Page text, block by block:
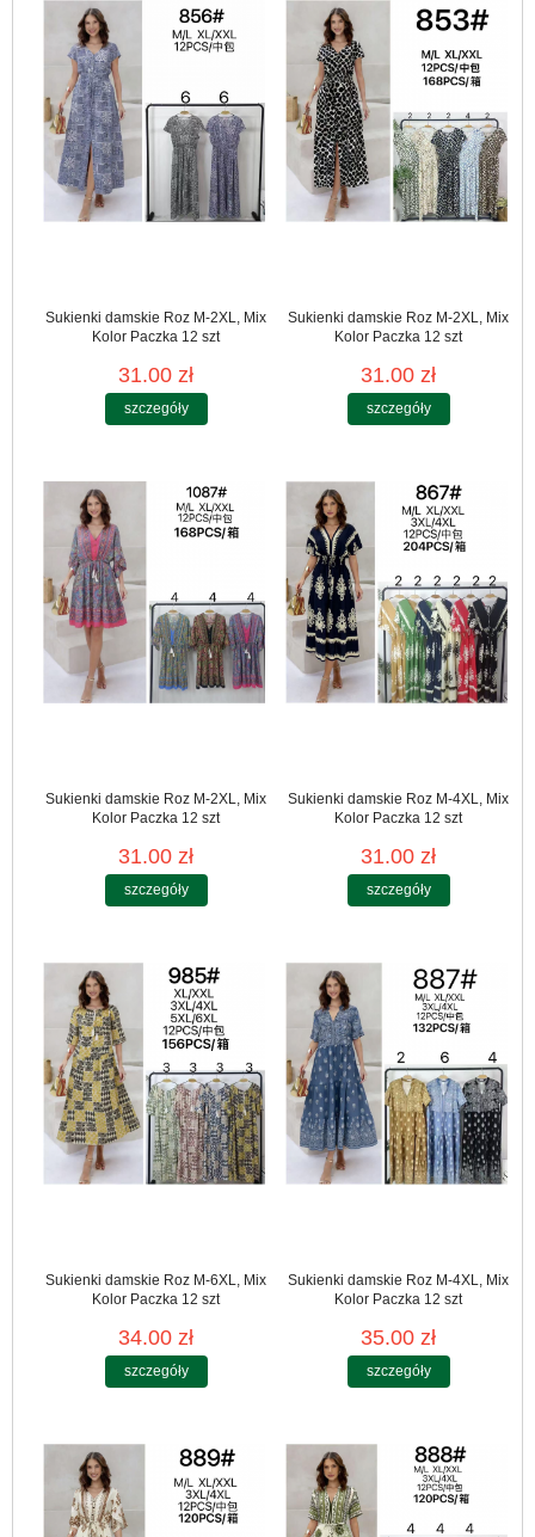
Sukienki damskie Roz M-2XL, Mix
Kolor Paczka 12 szt
31.00 zł
szczegóły
Sukienki damskie Roz M-2XL, Mix
Kolor Paczka 12 szt
31.00 zł
szczegóły
Sukienki damskie Roz M-2XL, Mix
Kolor Paczka 12 szt
31.00 zł
szczegóły
Sukienki damskie Roz M-4XL, Mix
Kolor Paczka 12 szt
31.00 zł
szczegóły
Sukienki damskie Roz M-6XL, Mix
Kolor Paczka 12 szt
34.00 zł
szczegóły
Sukienki damskie Roz M-4XL, Mix
Kolor Paczka 12 szt
35.00 zł
szczegóły